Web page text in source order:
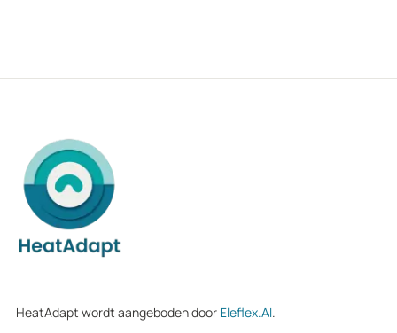
HeatAdapt wordt aangeboden door Eleflex.AI.